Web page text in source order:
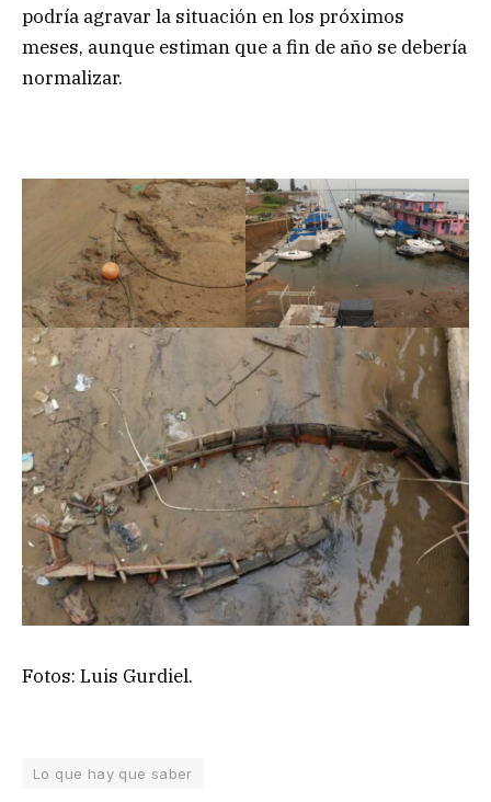
podría agravar la situación en los próximos
meses, aunque estiman que a fin de año se debería
normalizar.
Fotos: Luis Gurdiel.
Lo que hay que saber